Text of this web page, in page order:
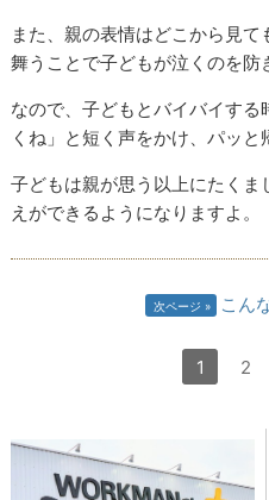
また、親の表情はどこから見
舞うことで子どもが泣くのを防
なので、子どもとバイバイす
くね」と短く声をかけ、パッと
子どもは親が思う以上にたく
えができるようになりますよ。
次ページ こん
1 2